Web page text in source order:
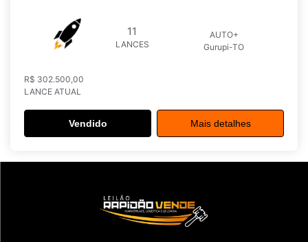
11
LANCES
AUTO+
Gurupi-TO
R$ 302.500,00
LANCE ATUAL
Vendido Mais detalhes